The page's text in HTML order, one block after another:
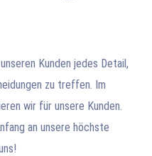
Kunden jedes Detail,
zu treffen. Im
wir für unsere Kunden.
an unsere höchste